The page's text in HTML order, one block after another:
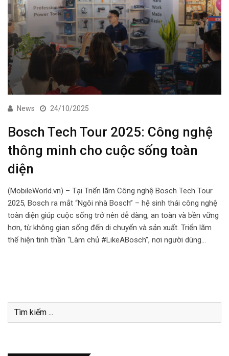
News 24/10/2025
Bosch Tech Tour 2025: Công nghệ
thông minh cho cuộc sống toàn
diện
(MobileWorld.vn) – Tại Triển lãm Công nghệ Bosch Tech Tour
2025, Bosch ra mắt “Ngôi nhà Bosch” – hệ sinh thái công nghệ
toàn diện giúp cuộc sống trở nên dễ dàng, an toàn và bền vững
hơn, từ không gian sống đến di chuyển và sản xuất. Triển lãm
thể hiện tinh thần “Làm chủ #LikeABosch”, nơi người dùng…